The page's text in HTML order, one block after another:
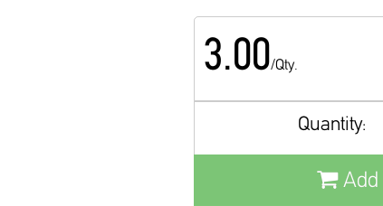
3.00/Qty.
Quantity:
Add